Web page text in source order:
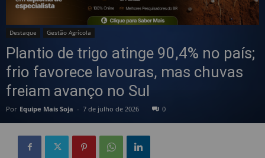
Destaque Gestão Agrícola
Plantio de trigo atinge 90,4% no país;
frio favorece lavouras, mas chuvas
freiam avanço no Sul
Por Equipe Mais Soja - 7 de julho de 2026 0